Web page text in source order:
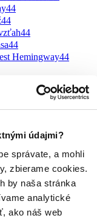
údajmi?
správate, a mohli
zbierame cookies.
by naša stránka
analytické
ako náš web
44
44
44
44
Hemingway44
174
35
10